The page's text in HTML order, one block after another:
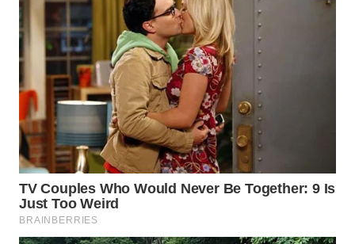
WN
PADANG
LAWAS
WN
SUMEDANG
WN
CIANJUR
WN
KEPULAUAN
SERIBU